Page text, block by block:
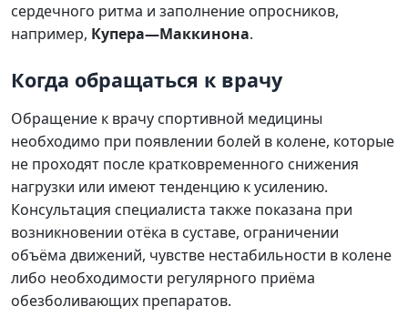
сердечного ритма и заполнение опросников,
например, Купера—Маккинона.
Когда обращаться к врачу
Обращение к врачу спортивной медицины
необходимо при появлении болей в колене, которые
не проходят после кратковременного снижения
нагрузки или имеют тенденцию к усилению.
Консультация специалиста также показана при
возникновении отёка в суставе, ограничении
объёма движений, чувстве нестабильности в колене
либо необходимости регулярного приёма
обезболивающих препаратов.